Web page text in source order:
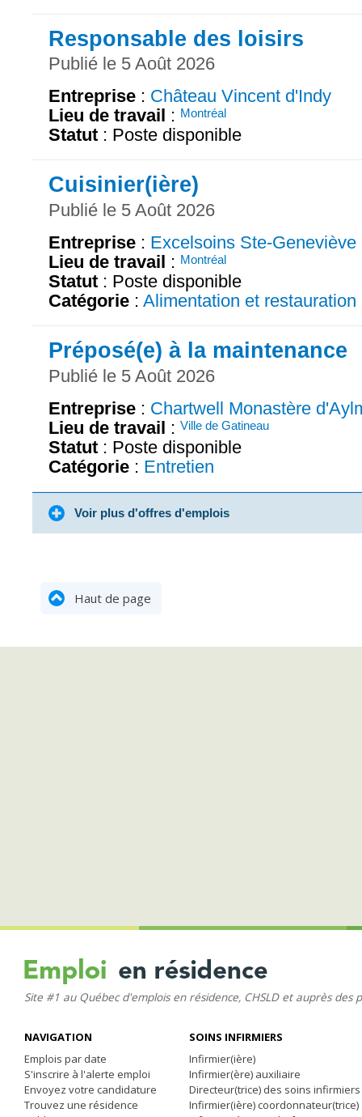
Responsable des loisirs
Publié le 5 Août 2026
Entreprise : Château Vincent d'Indy
Lieu de travail : Montréal
Statut : Poste disponible
Cuisinier(ière)
Publié le 5 Août 2026
Entreprise : Excelsoins Ste-Geneviève
Lieu de travail : Montréal
Statut : Poste disponible
Catégorie : Alimentation et restauration
Préposé(e) à la maintenance
Publié le 5 Août 2026
Entreprise : Chartwell Monastère
Lieu de travail : Ville de Gatineau
Statut : Poste disponible
Catégorie : Entretien
Voir plus d'offres d'emplois
Haut de page
Site #1 au Québec d'emplois en résidence, CHSLD et auprès des
NAVIGATION
Emplois par date
S'inscrire à l'alerte emploi
Envoyez votre candidature
Trouvez une résidence
SOINS INFIRMIERS
Infirmier(ière)
Infirmier(ère) auxiliaire
Directeur(trice) des soins infirmiers
Infirmier(ière) coordonnateur(trice)